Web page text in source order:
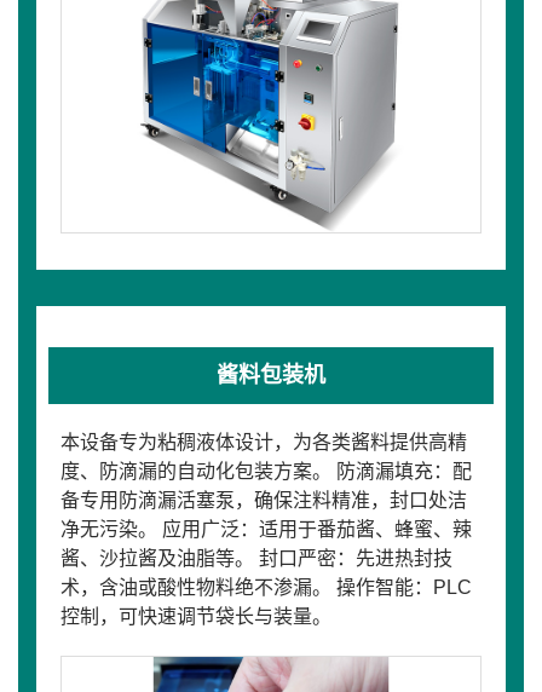
酱料包装机
本设备专为粘稠液体设计，为各类酱料提供高精
度、防滴漏的自动化包装方案。 防滴漏填充：配
备专用防滴漏活塞泵，确保注料精准，封口处洁
净无污染。 应用广泛：适用于番茄酱、蜂蜜、辣
酱、沙拉酱及油脂等。 封口严密：先进热封技
术，含油或酸性物料绝不渗漏。 操作智能：PLC
控制，可快速调节袋长与装量。